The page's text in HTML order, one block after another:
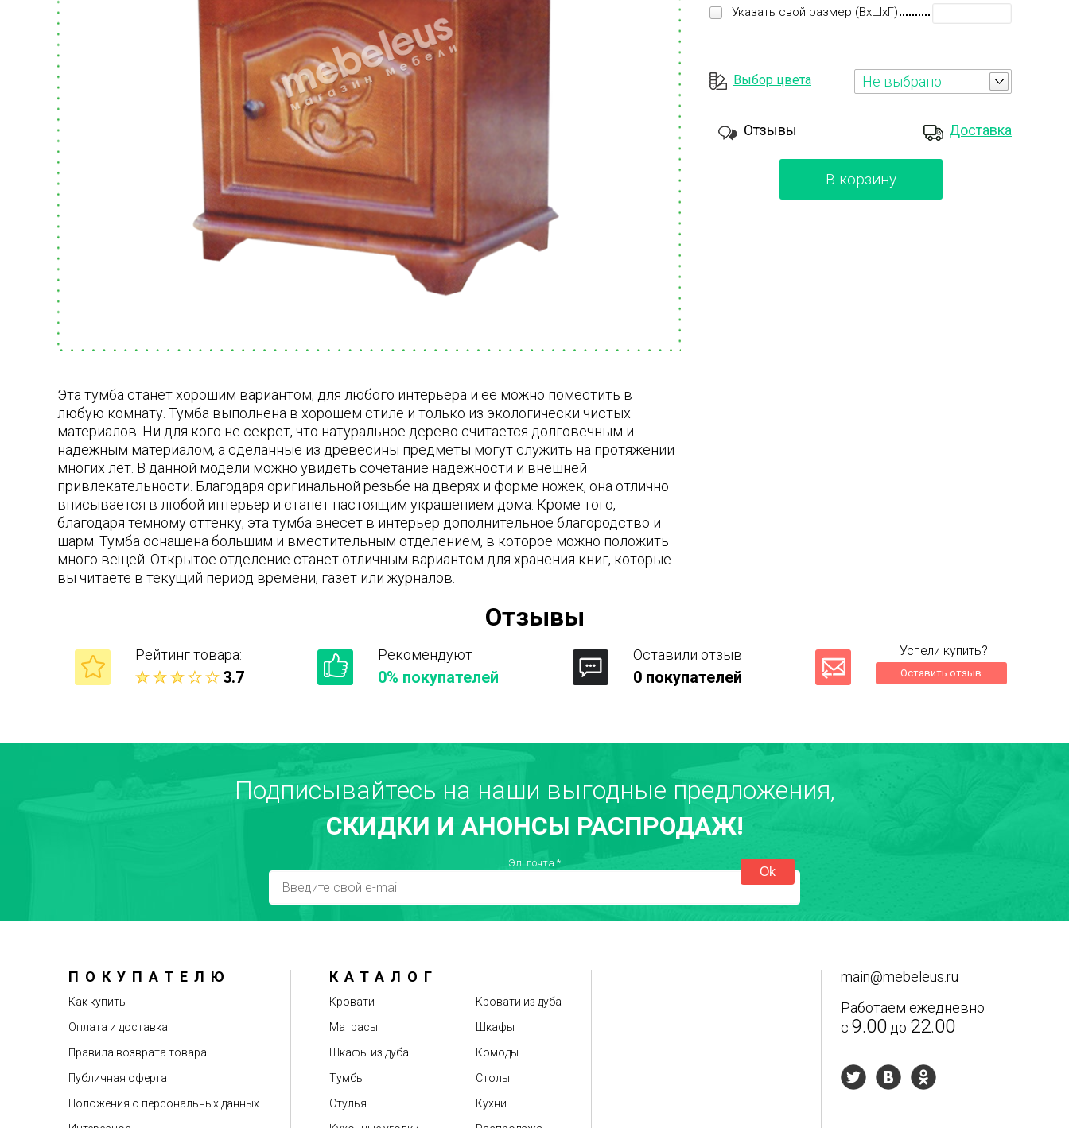
Указать свой размер (ВхШхГ)
Выбор цвета Не выбрано
Отзывы Доставка
В корзину
Эта тумба станет хорошим вариантом, для любого интерьера и ее можно поместить в
любую комнату. Тумба выполнена в хорошем стиле и только из экологически чистых
материалов. Ни для кого не секрет, что натуральное дерево считается долговечным и
надежным материалом, а сделанные из древесины предметы могут служить на протяжении
многих лет. В данной модели можно увидеть сочетание надежности и внешней
привлекательности. Благодаря оригинальной резьбе на дверях и форме ножек, она отлично
вписывается в любой интерьер и станет настоящим украшением дома. Кроме того,
благодаря темному оттенку, эта тумба внесет в интерьер дополнительное благородство и
шарм. Тумба оснащена большим и вместительным отделением, в которое можно положить
много вещей. Открытое отделение станет отличным вариантом для хранения книг, которые
вы читаете в текущий период времени, газет или журналов.
Отзывы
Рейтинг товара:
3.7
Рекомендуют
0% покупателей
Оставили отзыв
0 покупателей
Успели купить?
Оставить отзыв
Недостатки Текст отзыва
Подписывайтесь на наши выгодные предложения,
СКИДКИ И АНОНСЫ РАСПРОДАЖ!
Эл. почта *
ПОКУПАТЕЛЮ
Как купить
Оплата и доставка
Правила возврата товара
Публичная оферта
Положения о персональных данных
КАТАЛОГ
Кровати
Кровати из дуба
Матрасы
Шкафы
Шкафы из дуба
Комоды
Тумбы
Столы
Стулья
Кухни
main@mebeleus.ru
Работаем ежедневно
с 9.00 до 22.00